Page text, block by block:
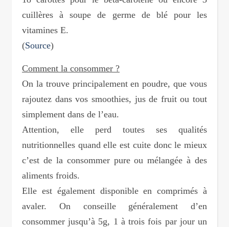
cuillères à soupe de germe de blé pour les
vitamines E.
(Source)
Comment la consommer ?
On la trouve principalement en poudre, que vous
rajoutez dans vos smoothies, jus de fruit ou tout
simplement dans de l’eau.
Attention, elle perd toutes ses qualités
nutritionnelles quand elle est cuite donc le mieux
c’est de la consommer pure ou mélangée à des
aliments froids.
Elle est également disponible en comprimés à
avaler. On conseille généralement d’en
consommer jusqu’à 5g, 1 à trois fois par jour un